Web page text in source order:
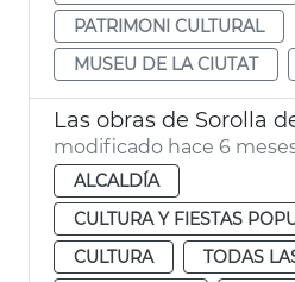
PATRIMONI CULTURAL
MUSEU DE LA CIUTAT
modificado hace 6
ALCALDÍA
CULTURA Y FIESTAS
CULTURA
TODAS